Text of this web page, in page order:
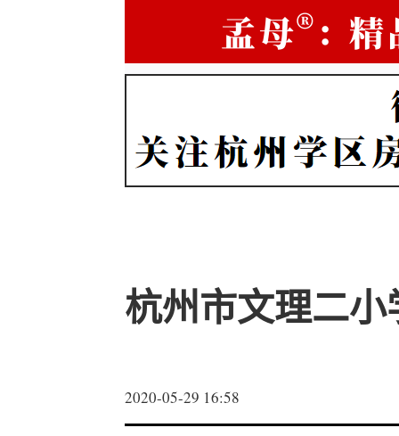
杭州市文理二小
2020-05-29 16:58